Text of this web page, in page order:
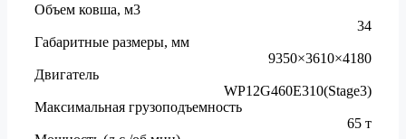
Объем ковша, м3
34
Габаритные размеры, мм
9350×3610×4180
Двигатель
WP12G460E310(Stage3)
Максимальная грузоподъемность
65 т